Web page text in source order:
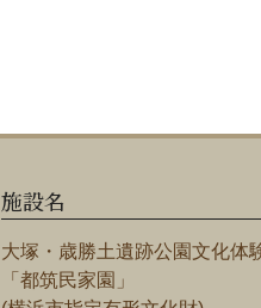
施設名
大塚・歳勝土遺跡公園文化体
「都筑民家園」